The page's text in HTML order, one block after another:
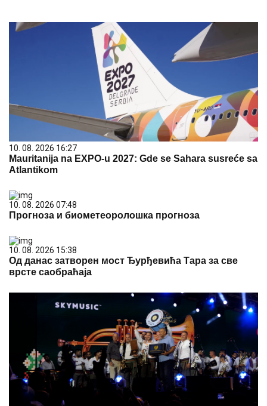
10. 08. 2026 16:27
Mauritanija na EXPO-u 2027: Gde se Sahara susreće sa
Atlantikom
10. 08. 2026 07:48
Прогноза и биометеоролошка прогноза
10. 08. 2026 15:38
Од данас затворен мост Ђурђевића Тара за све
врсте саобраћаја